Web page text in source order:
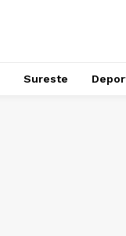
Sureste